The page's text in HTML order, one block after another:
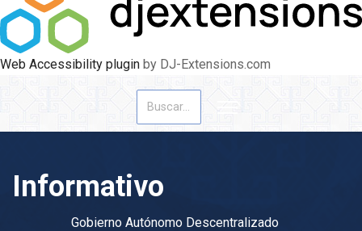
Web Accessibility plugin by DJ-Extensions.com
Buscar
Informativo
Gobierno Autónomo Descentralizado